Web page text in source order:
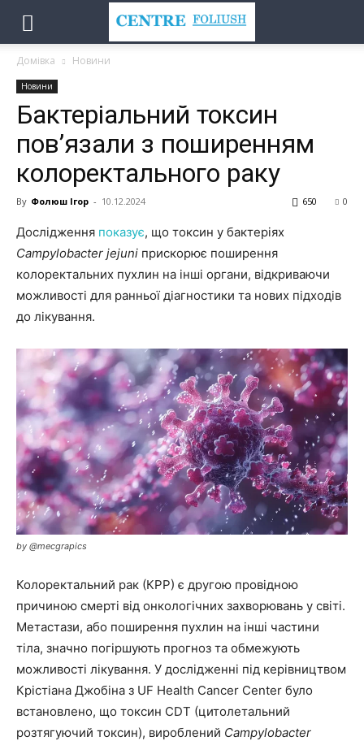
Домівка Новини
Новини
Бактеріальний токсин
пов’язали з поширенням
колоректального раку
By Фолюш Ігор - 10.12.2024 0
650
Дослідження показує, що токсин у бактеріях
Campylobacter jejuni прискорює поширення
колоректальних пухлин на інші органи, відкриваючи
можливості для ранньої діагностики та нових підходів
до лікування.
by @mecgrapics
Колоректальний рак (КРР) є другою провідною
причиною смерті від онкологічних захворювань у світі.
Метастази, або поширення пухлин на інші частини
тіла, значно погіршують прогноз та обмежують
можливості лікування. У дослідженні під керівництвом
Крістіана Джобіна з UF Health Cancer Center було
встановлено, що токсин CDT (цитолетальний
розтягуючий токсин), вироблений Campylobacter